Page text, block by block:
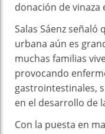
donación de vinaza
Salas Sáenz
urbana aún es
muchas familias
provocando
gastrointestinales,
en el desarrollo de
Con la puesta en